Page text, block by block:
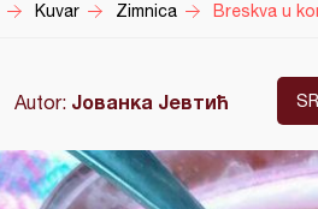
Kuvar Zimnica Breskva u
Autor: Јованка Јевтић